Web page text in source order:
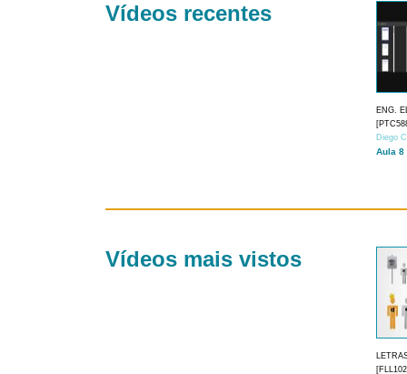
Vídeos recentes
ENG.
Diego
Aula 8
Vídeos mais vistos